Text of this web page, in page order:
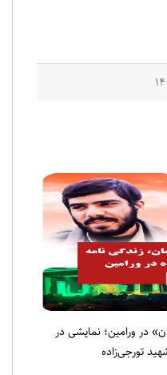
در ورامین؛ نمایشی در
تورجی‌زاده